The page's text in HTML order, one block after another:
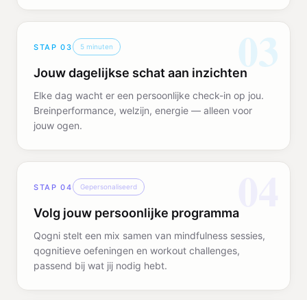
03
STAP03 5 minuten
Jouw dagelijkse schat aan inzichten
Elke dag wacht er een persoonlijke check-in op jou.
Breinperformance, welzijn, energie — alleen voor
jouw ogen.
STAP04 Gepersonaliseerd
Volg jouw persoonlijke programma
Qogni stelt een mix samen van mindfulness sessies,
qognitieve oefeningen en workout challenges,
passend bij wat jij nodig hebt.